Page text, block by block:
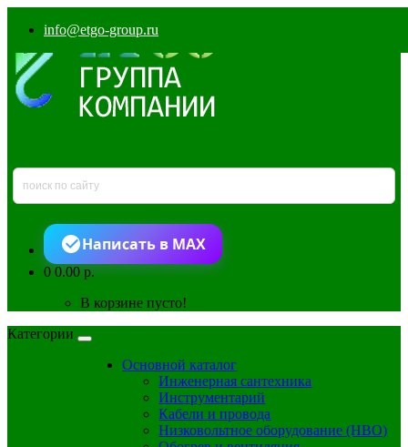
info@etgo-group.ru
Написать в MAX
00.00 р.
В корзине пусто!
Категории
Основной каталог
Инженерная сантехника
Инструментарий
Кабели и провода
Низковольтное оборудование (НВО)